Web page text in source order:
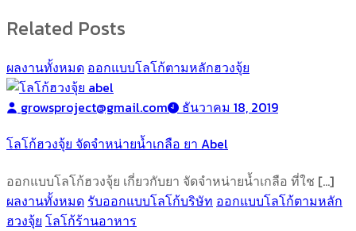
Related Posts
ผลงานทั้งหมด ออกแบบโลโก้ตามหลักฮวงจุ้ย
growsproject@gmail.com
ธันวาคม 18, 2019
โลโก้ฮวงจุ้ย จัดจำหน่ายน้ำเกลือ ยา Abel
ออกแบบโลโก้ฮวงจุ้ย เกี่ยวกับยา จัดจำหน่ายน้ำเกลือ ที่ใช […]
ผลงานทั้งหมด รับออกแบบโลโก้บริษัท ออกแบบโลโก้ตามหลัก
ฮวงจุ้ย โลโก้ร้านอาหาร